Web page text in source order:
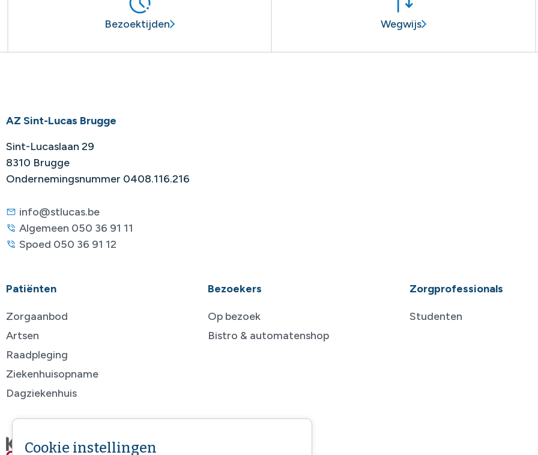
Bezoektijden Wegwijs
AZ Sint-Lucas Brugge
Sint-Lucaslaan 29
8310 Brugge
Ondernemingsnummer 0408.116.216
info@stlucas.be
Algemeen 050 36 91 11
Spoed 050 36 91 12
Patiënten
Zorgaanbod
Artsen
Raadpleging
Ziekenhuisopname
Dagziekenhuis
Bezoekers
Op bezoek
Bistro & automatenshop
Zorgprofessionals
Studenten
Cookie instellingen